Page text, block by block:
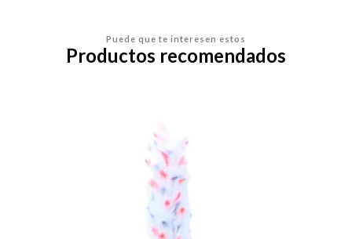
Puede que te interesen estos
Productos recomendados